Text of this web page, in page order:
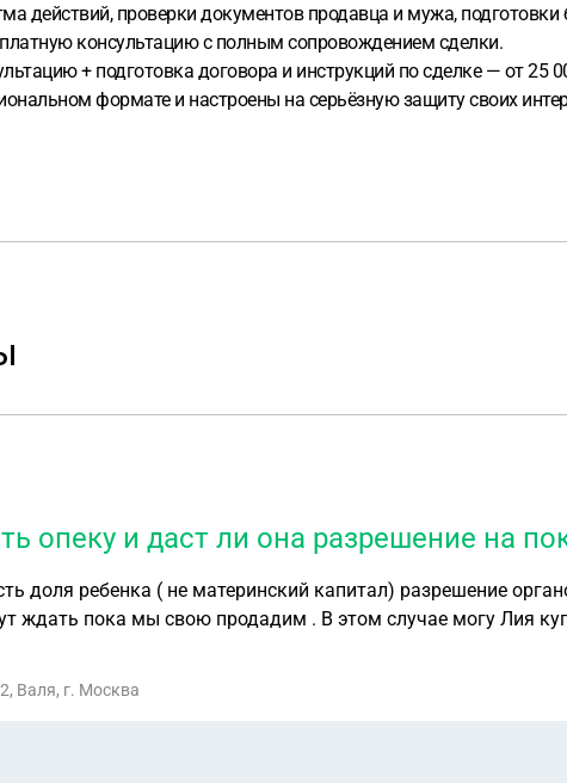
действий, проверки документов продавца и мужа, подготовки
консультацию с полным сопровождением сделки.
+ подготовка договора и инструкций по сделке — от 25
формате и настроены на серьёзную защиту своих
опеку и даст ли она разрешение на
доля ребенка ( не материнский капитал) разрешение
ждать пока мы свою продадим . В этом случае могу Лия
опеку и даст ли она разрешение на покупку квартиры
Валя, г. Москва